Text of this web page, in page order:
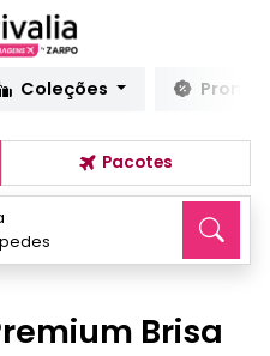
Coleções
Pacotes
Brisa